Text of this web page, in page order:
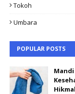
Tokoh
Umbara
POPULAR POSTS